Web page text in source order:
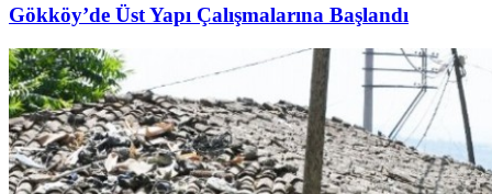
Gökköy’de Üst Yapı Çalışmalarına Başlandı